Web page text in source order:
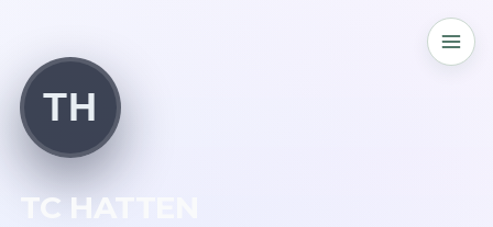
TH
TC HATTEN